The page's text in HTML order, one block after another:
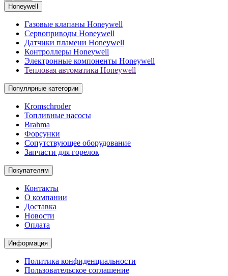
Honeywell
Газовые клапаны Honeywell
Сервоприводы Honeywell
Датчики пламени Honeywell
Контроллеры Honeywell
Электронные компоненты Honeywell
Тепловая автоматика Honeywell
Популярные категории
Kromschroder
Топливные насосы
Brahma
Форсунки
Сопутствующее оборудование
Запчасти для горелок
Покупателям
Контакты
О компании
Доставка
Новости
Оплата
Информация
Политика конфиденциальности
Пользовательское соглашение